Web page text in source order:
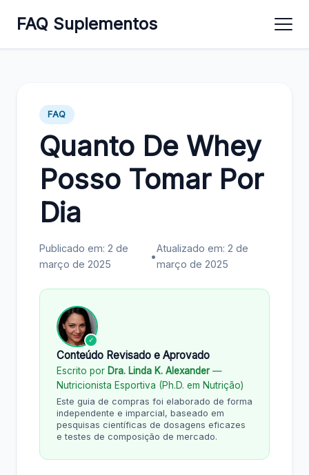
FAQ Suplementos
FAQ
Quanto De Whey
Posso Tomar Por
Dia
Publicado em: 2 de
março de 2025
•
Atualizado em: 2 de
março de 2025
✓
Conteúdo Revisado e Aprovado
Escrito por Dra. Linda K. Alexander—
Nutricionista Esportiva (Ph.D. em Nutrição)
Este guia de compras foi elaborado de forma
independente e imparcial, baseado em
pesquisas científicas de dosagens eficazes
e testes de composição de mercado.